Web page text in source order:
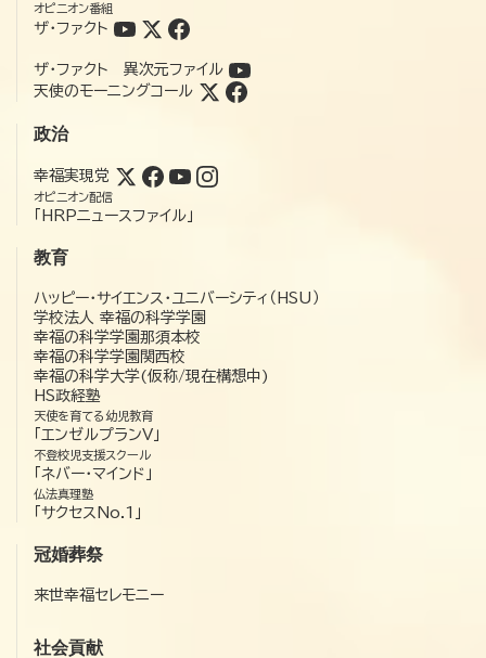
オピニオン番組
ザ・ファクト
ザ・ファクト 異次元ファイル
天使のモーニングコール
政治
幸福実現党
オピニオン配信
「HRPニュースファイル」
教育
ハッピー・サイエンス・ユニバーシティ（HSU）
学校法人 幸福の科学学園
幸福の科学学園那須本校
幸福の科学学園関西校
幸福の科学大学(仮称/現在構想中)
HS政経塾
天使を育てる幼児教育
「エンゼルプランV」
不登校児支援スクール
「ネバー・マインド」
仏法真理塾
「サクセスNo.1」
冠婚葬祭
来世幸福セレモニー
社会貢献